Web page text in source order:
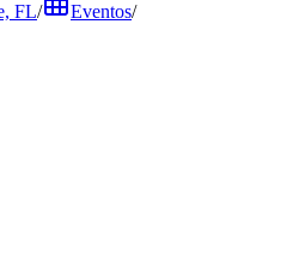
FL/ Eventos/